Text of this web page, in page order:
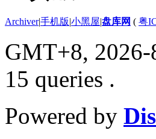
Archiver|手机版|小黑屋|盘库网 ( 粤
GMT+8, 2026-
15 queries .
Powered by